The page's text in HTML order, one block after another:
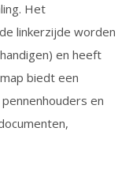
Het
linkerzijde worden
en heeft
biedt een
en